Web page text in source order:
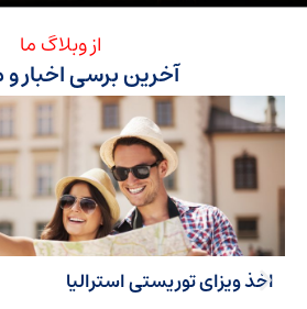
آخرین برسی اخبار و مقالات
توریستی استرالیا